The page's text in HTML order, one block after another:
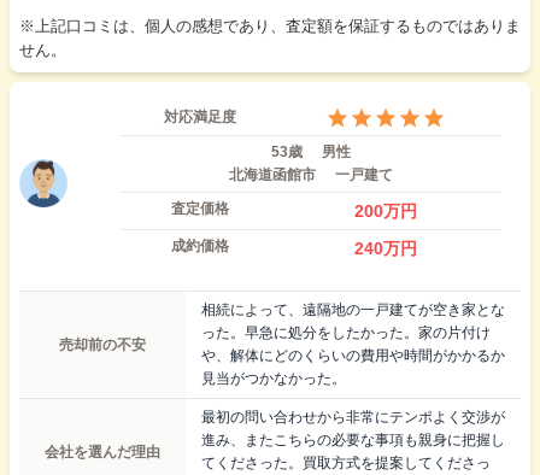
※上記口コミは、個人の感想であり、査定額を保証するものではありま
せん。
対応満足度
53歳
男性
北海道函館市
一戸建て
査定価格
200万円
成約価格 240万円
売却前の不安
相続によって、遠隔地の一戸建てが空き家とな
った。早急に処分をしたかった。家の片付け
や、解体にどのくらいの費用や時間がかかるか
見当がつかなかった。
会社を選んだ理由
最初の問い合わせから非常にテンポよく交渉が
進み、またこちらの必要な事項も親身に把握し
てくださった。買取方式を提案してくださっ